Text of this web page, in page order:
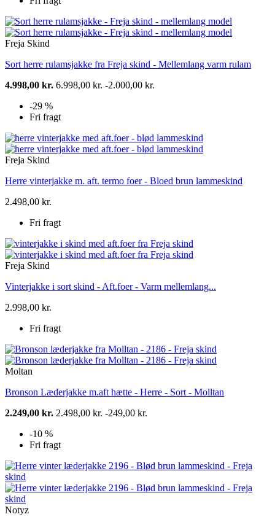
Freja Skind
Sort herre rulamsjakke fra Freja skind - Mellemlang varm rulam
4.998,00 kr. 6.998,00 kr. -2.000,00 kr.
-29 %
Fri fragt
Freja Skind
Herre vinterjakke m. aft. termo foer - Bloed brun lammeskind
2.498,00 kr.
Fri fragt
Freja Skind
Vinterjakke i sort skind - Aft.foer - Varm mellemlang...
2.998,00 kr.
Fri fragt
Moltan
Bronson Læderjakke m.aft hætte - Herre - Sort - Molltan
2.249,00 kr. 2.498,00 kr. -249,00 kr.
-10 %
Fri fragt
Notyz